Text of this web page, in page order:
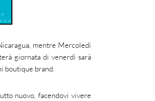
mentre Mercoledì
giornata di venerdì sarà
boutique brand.
nuovo, facendovi vivere